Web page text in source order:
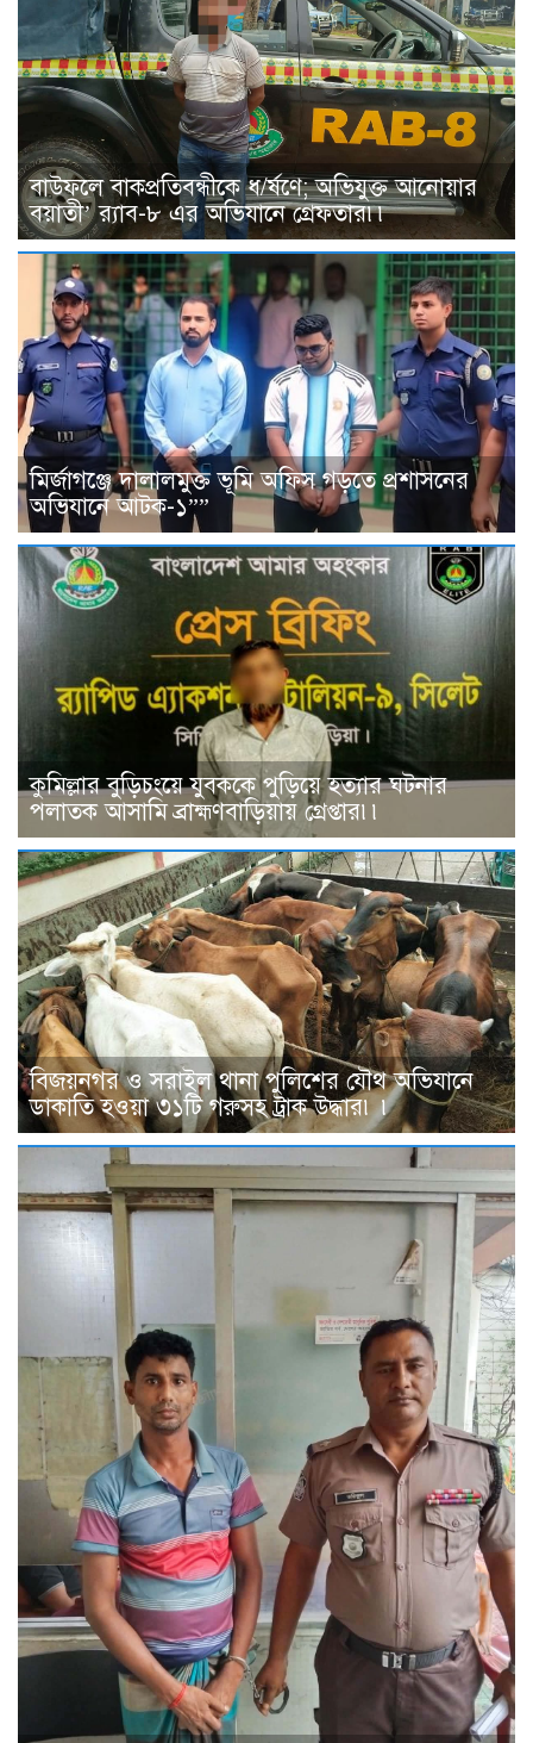
বাউফলে বাকপ্রতিবন্ধীকে ধ/র্ষণে; অভিযুক্ত আনোয়ার
বয়াতী’ র‌্যাব-৮ এর অভিযানে গ্রেফতার৷৷
মির্জাগঞ্জে দালালমুক্ত ভূমি অফিস গড়তে প্রশাসনের
অভিযানে আটক-১””
কুমিল্লার বুড়িচংয়ে যুবককে পুড়িয়ে হত্যার ঘটনার
পলাতক আসামি ব্রাহ্মণবাড়িয়ায় গ্রেপ্তার৷৷
বিজয়নগর ও সরাইল থানা পুলিশের যৌথ অভিযানে
ডাকাতি হওয়া ৩১টি গরুসহ ট্রাক উদ্ধার৷ ৷